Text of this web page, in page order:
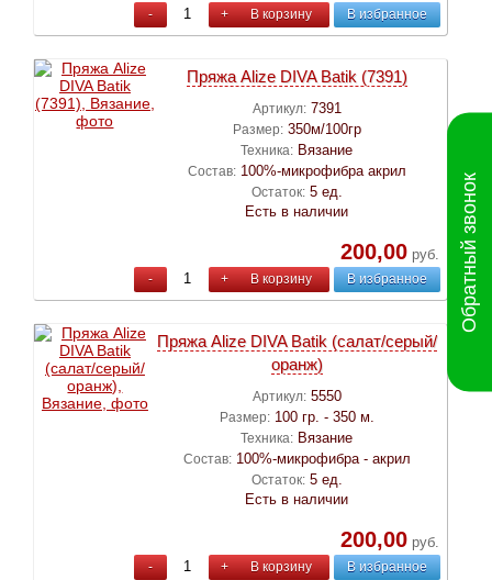
- + В корзину В избранное
Пряжа Alize DIVA Batik (7391)
Артикул: 7391
Размер: 350м/100гр
Техника: Вязание
Состав: 100%-микрофибра акрил
Остаток: 5 ед.
Есть в наличии
200,00руб.
- + В корзину В избранное
Пряжа Alize DIVA Batik (салат/серый/
оранж)
Артикул: 5550
Размер: 100 гр. - 350 м.
Техника: Вязание
Состав: 100%-микрофибра - акрил
Остаток: 5 ед.
Есть в наличии
200,00руб.
- + В корзину В избранное
Обратный звонок